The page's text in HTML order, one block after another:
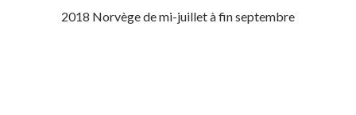
2018 Norvège de mi-juillet à fin septembre